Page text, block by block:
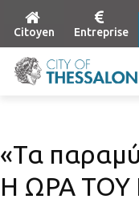
Citoyen Entreprise
«Τα
Η ΩΡΑ